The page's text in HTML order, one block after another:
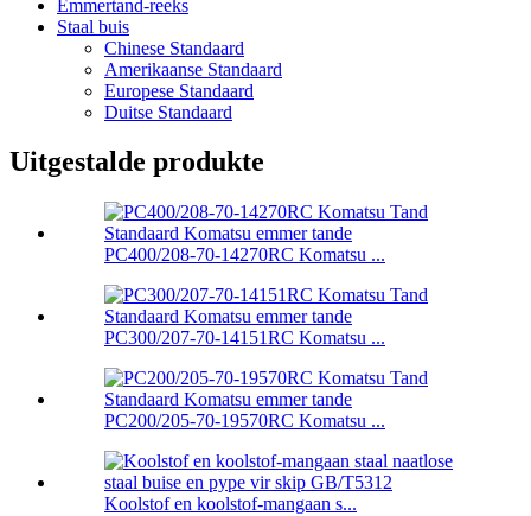
Emmertand-reeks
Staal buis
Chinese Standaard
Amerikaanse Standaard
Europese Standaard
Duitse Standaard
Uitgestalde produkte
PC400/208-70-14270RC Komatsu ...
PC300/207-70-14151RC Komatsu ...
PC200/205-70-19570RC Komatsu ...
Koolstof en koolstof-mangaan s...